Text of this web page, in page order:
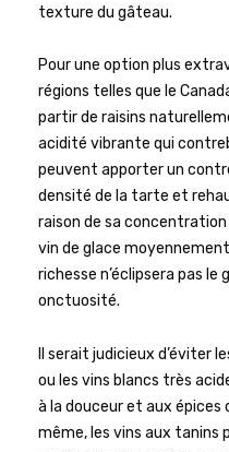
texture du gâteau.
Pour une option plus
régions telles que le
partir de raisins
acidité vibrante qui
peuvent apporter un
densité de la tarte et
raison de sa
vin de glace
richesse n’éclipsera pas
onctuosité.
Il serait judicieux d’éviter
ou les vins blancs très
à la douceur et aux
même, les vins aux tanins